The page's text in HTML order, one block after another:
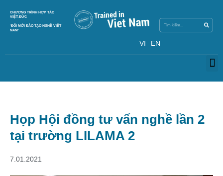
CHƯƠNG TRÌNH HỢP TÁC
VIỆT-ĐỨC
‘ĐỔI MỚI ĐÀO TẠO NGHỀ VIỆT
NAM’
VI EN
Họp Hội đồng tư vấn nghề lần 2
tại trường LILAMA 2
7.01.2021